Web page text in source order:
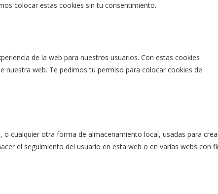
colocar estas cookies sin tu consentimiento.
de la web para nuestros usuarios. Con estas cookies
web. Te pedimos tu permiso para colocar cookies de
cualquier otra forma de almacenamiento local, usadas para
el seguimiento del usuario en esta web o en varias webs con